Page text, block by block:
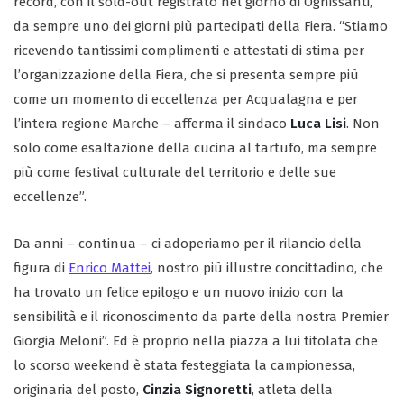
da sempre uno dei giorni più partecipati della Fiera. “Stiamo
ricevendo tantissimi complimenti e attestati di stima per
l’organizzazione della Fiera, che si presenta sempre più
come un momento di eccellenza per Acqualagna e per
l’intera regione Marche – afferma il sindaco Luca Lisi. Non
solo come esaltazione della cucina al tartufo, ma sempre
più come festival culturale del territorio e delle sue
eccellenze”.
Da anni – continua – ci adoperiamo per il rilancio della
figura di Enrico Mattei, nostro più illustre concittadino, che
ha trovato un felice epilogo e un nuovo inizio con la
sensibilità e il riconoscimento da parte della nostra Premier
Giorgia Meloni”. Ed è proprio nella piazza a lui titolata che
lo scorso weekend è stata festeggiata la campionessa,
originaria del posto, Cinzia Signoretti, atleta della